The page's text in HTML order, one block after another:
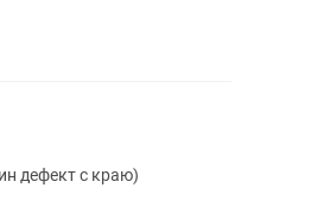
дефект с краю)